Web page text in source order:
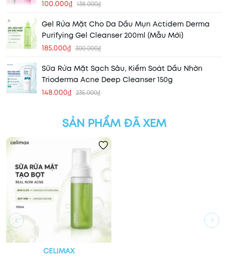
100.000₫ 138.000₫
Gel Rửa Mặt Cho Da Dầu Mụn Actidem Derma
Purifying Gel Cleanser 200ml (Mẫu Mới)
185.000₫ 300.000₫
Sữa Rửa Mặt Sạch Sâu, Kiểm Soát Dầu Nhờn
Trioderma Acne Deep Cleanser 150g
148.000₫ 235.000₫
SẢN PHẨM ĐÃ XEM
CELIMAX